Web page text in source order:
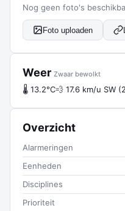
Nog geen foto's
Foto uploaden
Weer Zwaar bewolkt
🌡 13.2°C💨 17.6 km/u SW
Overzicht
Alarmeringen
Eenheden
Disciplines
Prioriteit